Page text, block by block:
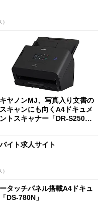
キヤノンMJ、写真入り文書の
スキャンにも向くA4ドキュメ
ントスキャナー「DR-S250
イト求人サイト
タッチパネル搭載A4ドキュ
DS-780N」